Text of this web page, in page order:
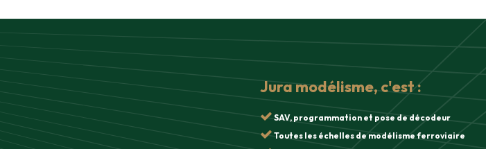
Jura modélisme, c'est :
SAV, programmation et pose de décodeur
Toutes les échelles de modélisme ferroviaire